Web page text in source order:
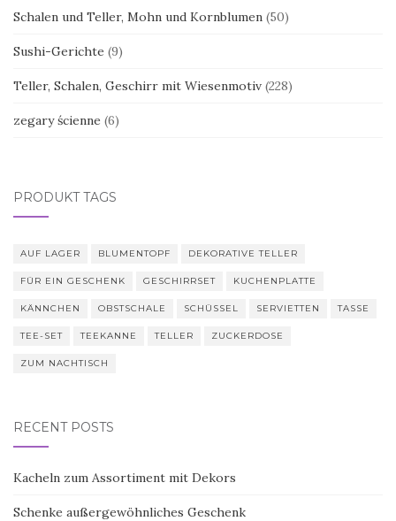
Schalen und Teller, Mohn und Kornblumen (50)
Sushi-Gerichte (9)
Teller, Schalen, Geschirr mit Wiesenmotiv (228)
zegary ścienne (6)
PRODUKT TAGS
AUF LAGER BLUMENTOPF DEKORATIVE TELLER
FÜR EIN GESCHENK GESCHIRRSET KUCHENPLATTE
KÄNNCHEN OBSTSCHALE SCHÜSSEL SERVIETTEN TASSE
TEE-SET TEEKANNE TELLER ZUCKERDOSE
ZUM NACHTISCH
RECENT POSTS
Kacheln zum Assortiment mit Dekors
Schenke außergewöhnliches Geschenk